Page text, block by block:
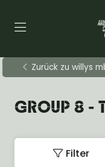
Zurück zu willys
GROUP 8 -
Filter